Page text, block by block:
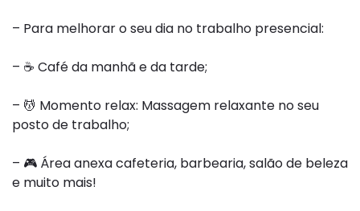
– Para melhorar o seu dia no trabalho presencial:
– ☕️ Café da manhã e da tarde;
– 💆‍ Momento relax: Massagem relaxante no seu
posto de trabalho;
– 🎮 Área anexa cafeteria, barbearia, salão de beleza
e muito mais!